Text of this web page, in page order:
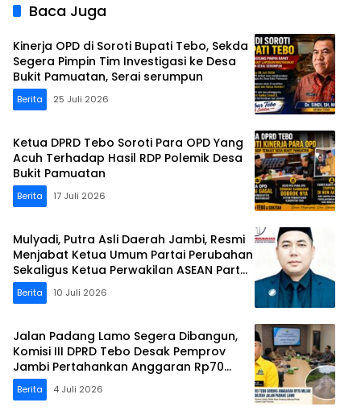
Baca Juga
Kinerja OPD di Soroti Bupati Tebo, Sekda
Segera Pimpin Tim Investigasi ke Desa
Bukit Pamuatan, Serai serumpun
Berita 25 Juli 2026
Ketua DPRD Tebo Soroti Para OPD Yang
Acuh Terhadap Hasil RDP Polemik Desa
Bukit Pamuatan
Berita 17 Juli 2026
Mulyadi, Putra Asli Daerah Jambi, Resmi
Menjabat Ketua Umum Partai Perubahan
Sekaligus Ketua Perwakilan ASEAN Partai
Perubahan di Malaysia
Berita 10 Juli 2026
Jalan Padang Lamo Segera Dibangun,
Komisi III DPRD Tebo Desak Pemprov
Jambi Pertahankan Anggaran Rp70
Miliar
Berita 4 Juli 2026